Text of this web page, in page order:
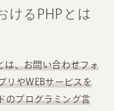
けるPHPとは
は、お問い合わせフォ
リやWEBサービスを
のプログラミング言